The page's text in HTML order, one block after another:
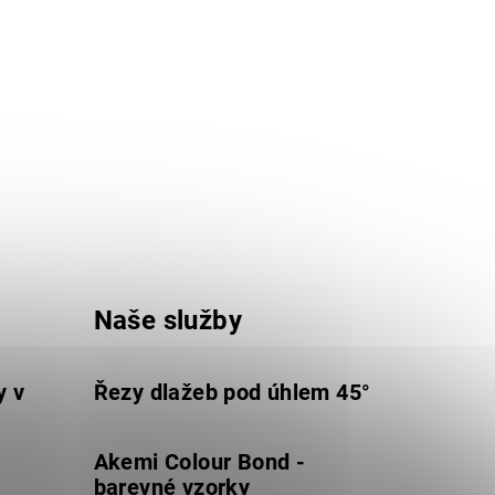
v
Naše služby
Řezy dlažeb pod úhlem 45°
Akemi Colour Bond -
barevné vzorky